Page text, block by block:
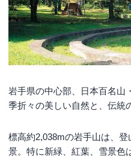
岩手県の中心部、日本百名山
季折々の美しい自然と、伝統
標高約2,038mの岩手山は、
景。特に新緑、紅葉、雪景色